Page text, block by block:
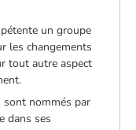
un groupe
les changements
tout autre aspect
sont nommés par
dans ses